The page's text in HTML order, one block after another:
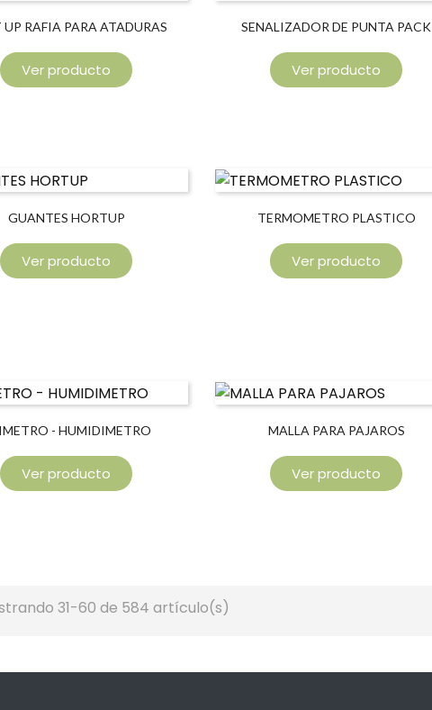
UP RAFIA PARA ATADURAS
Ver producto
SENALIZADOR DE PUNTA PACK
Ver producto
GUANTES HORTUP
Ver producto
TERMOMETRO PLASTICO
Ver producto
- HUMIDIMETRO
Ver producto
MALLA PARA PAJAROS
Ver producto
31-60 de 584 artículo(s)